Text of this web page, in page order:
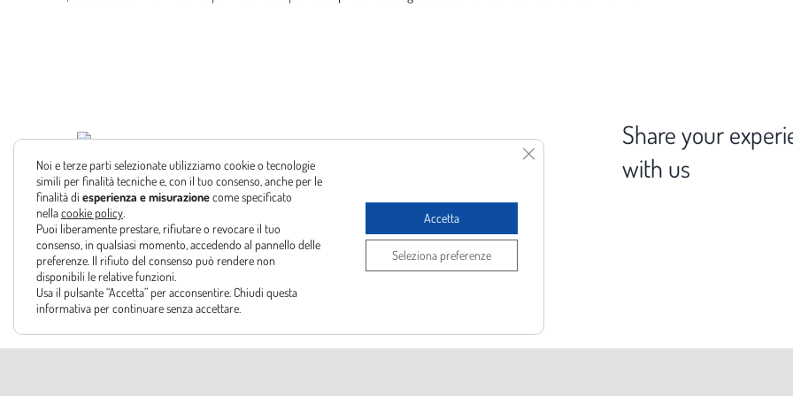
Surf School Center
Tel:+39 376 029 3746
Share your
with us
Noi e terze parti selezionate utilizziamo cookie o tecnologie
simili per finalità tecniche e, con il tuo consenso, anche per le
finalità di esperienza e misurazionecome specificato
nellacookie policy
Puoi liberamente prestare, rifiutare o revocare il tuo
consenso, in qualsiasi momento, accedendo al pannello delle
preferenze. Il rifiuto del consenso può rendere non
disponibili le relative funzioni.
Usa il pulsante “Accetta” per acconsentire. Chiudi questa
informativa per continuare senza accettare.
Accetta
Seleziona preferenze
Close GDPR Cookie Banner